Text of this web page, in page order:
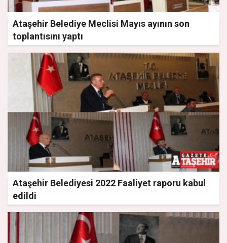
Ataşehir Belediye Meclisi Mayıs ayının son
toplantısını yaptı
Ataşehir Belediyesi 2022 Faaliyet raporu kabul
edildi